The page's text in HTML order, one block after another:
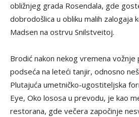
obližnjeg grada Rosendala, gde
dobrodošlica u obliku malih zalogaja
Madsen na ostrvu Snilstveitoj.
Brodić nakon nekog vremena
podseća na leteći tanjir, odnosno
Plutajuća umetničko-ugostiteljska
Eye, Oko lososa u prevodu, je kao
restorana, gde večera započinje